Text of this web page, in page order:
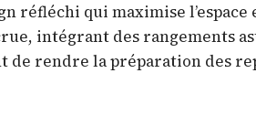
réfléchi qui maximise
intégrant des rangements
rendre la préparation des